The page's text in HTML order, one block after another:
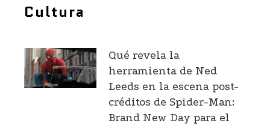
Cultura
Qué revela la
herramienta de Ned
Leeds en la escena post-
créditos de Spider-Man:
Brand New Day para el